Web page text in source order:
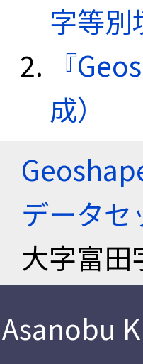
字等別
『
成）
データセ
大字富
Asanobu